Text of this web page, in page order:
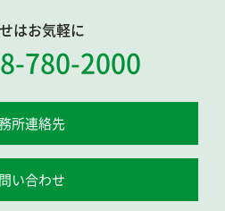
はお気軽に
780-2000
所連絡先
い合わせ